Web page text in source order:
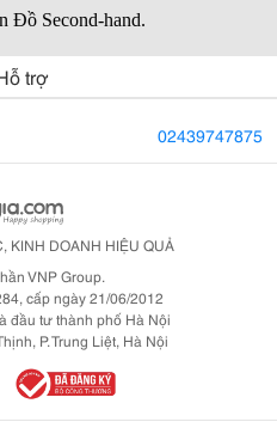
trợ
02439747875
KINH DOANH HIỆU QUẢ
VNP Group.
cấp ngày 21/06/2012
đầu tư thành phố Hà Nội
P. Trung Liệt, Hà Nội